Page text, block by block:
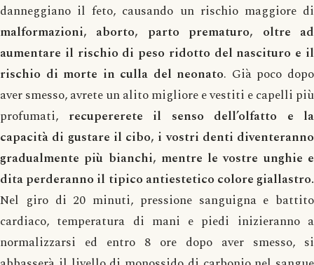
danneggiano il feto, causando un rischio maggiore di
malformazioni, aborto, parto prematuro, oltre ad
aumentare il rischio di peso ridotto del nascituro e il
rischio di morte in culla del neonato. Già poco dopo
aver smesso, avrete un alito migliore e vestiti e capelli più
profumati, recupererete il senso dell’olfatto e la
capacità di gustare il cibo, i vostri denti diventeranno
gradualmente più bianchi, mentre le vostre unghie e
dita perderanno il tipico antiestetico colore giallastro.
Nel giro di 20 minuti, pressione sanguigna e battito
cardiaco, temperatura di mani e piedi inizieranno a
normalizzarsi ed entro 8 ore dopo aver smesso, si